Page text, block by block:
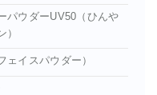
パウダーUV50（ひんや
）
ェイスパウダー）